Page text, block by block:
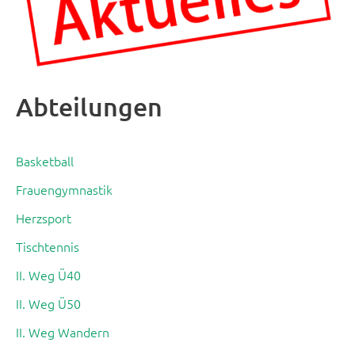
Abteilungen
Basketball
Frauengymnastik
Herzsport
Tischtennis
II. Weg Ü40
II. Weg Ü50
II. Weg Wandern